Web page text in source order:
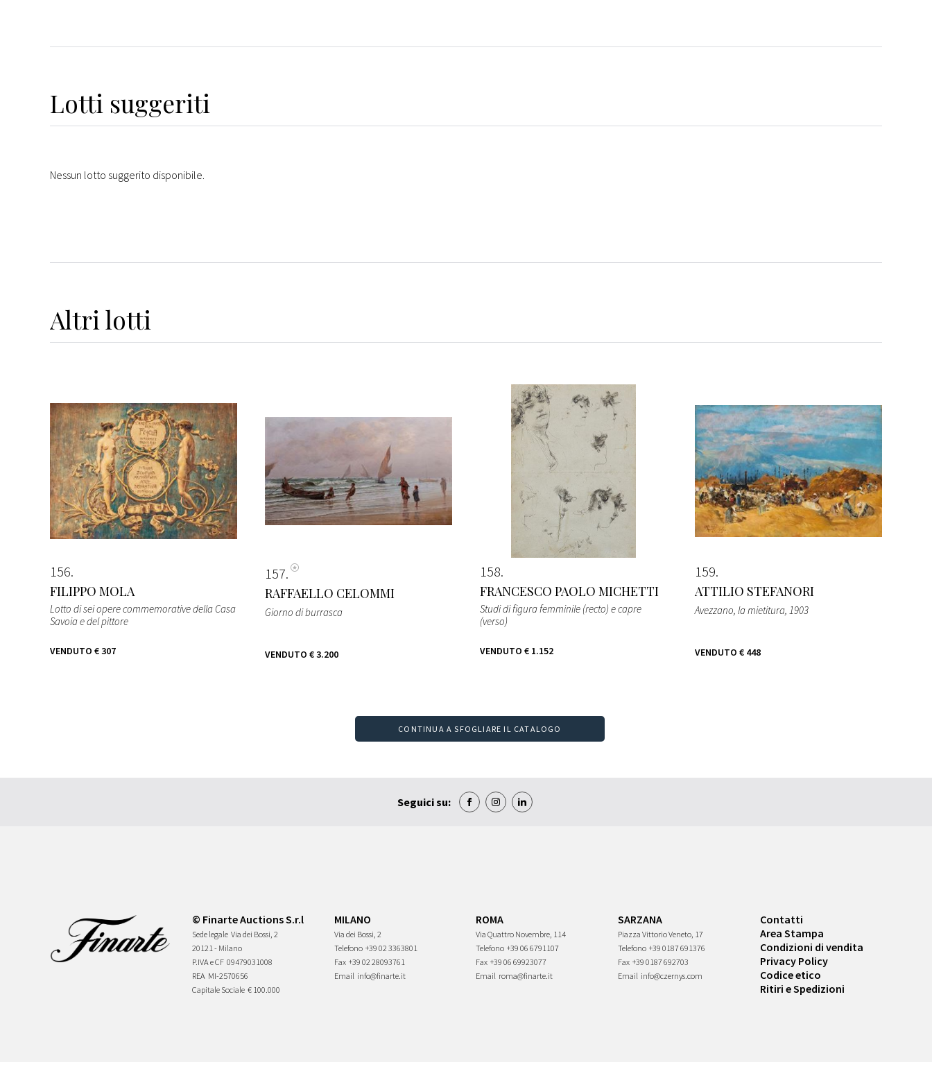
Lotti suggeriti
Nessun lotto suggerito disponibile.
Altri lotti
156
FILIPPO MOLA
Lotto di sei opere commemorative della Casa
Savoia e del pittore
VENDUTO € 307
157
RAFFAELLO CELOMMI
Giorno di burrasca
VENDUTO € 3.200
158
FRANCESCO PAOLO MICHETTI
Studi di figura femminile (recto) e capre
(verso)
VENDUTO € 1.152
159
ATTILIO STEFANORI
Avezzano, la mietitura, 1903
VENDUTO € 448
CONTINUA A SFOGLIARE IL CATALOGO
Seguici su:
© Finarte Auctions S.r.l
Sede legale Via dei Bossi, 2
20121 - Milano
P.IVA e CF 09479031008
REA MI-2570656
Capitale Sociale € 100.000
MILANO
Via dei Bossi, 2
Telefono +39 02 3363801
Fax +39 02 28093761
Email info@finarte.it
ROMA
Via Quattro Novembre, 114
Telefono +39 06 6791107
Fax +39 06 69923077
Email roma@finarte.it
SARZANA
Piazza Vittorio Veneto, 17
Telefono +39 0187 691376
Fax +39 0187 692703
Email info@czernys.com
Contatti
Area Stampa
Condizioni di vendita
Privacy Policy
Codice etico
Ritiri e Spedizioni